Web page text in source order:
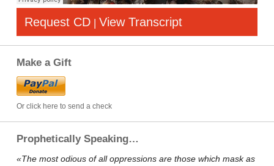
Request CD | View Transcript
Make a Gift
Or click here to send a check
Prophetically Speaking…
«The most odious of all oppressions are those which mask as